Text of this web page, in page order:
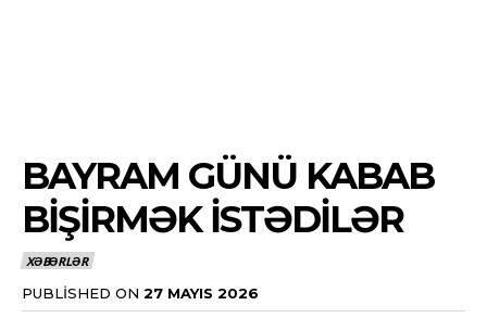
BAYRAM GÜNÜ KABAB
BIŞIRMƏK ISTƏDILƏR
XƏBƏRLƏR
PUBLISHED ON 27 MAYIS 2026